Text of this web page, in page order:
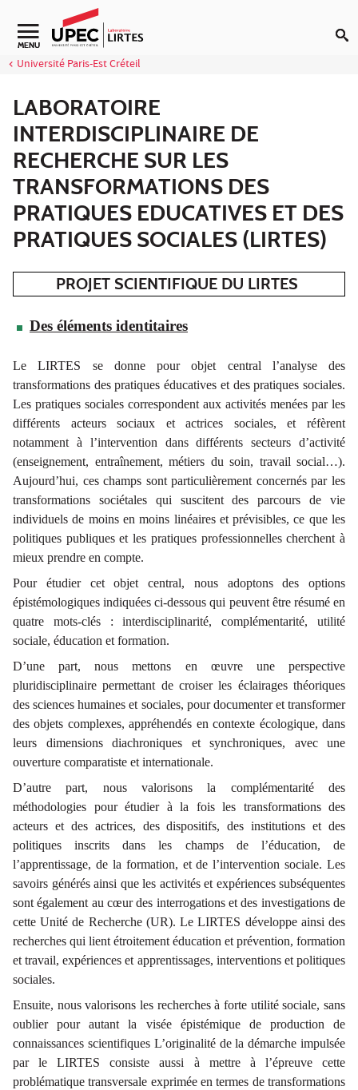
Aller au contenu
Navigation secondaire
MENU
Université Paris-Est Créteil
LABORATOIRE
INTERDISCIPLINAIRE DE
RECHERCHE SUR LES
TRANSFORMATIONS DES
PRATIQUES EDUCATIVES ET DES
PRATIQUES SOCIALES (LIRTES)
PROJET SCIENTIFIQUE DU LIRTES
Des éléments identitaires
Le LIRTES se donne pour objet central l’analyse des
transformations des pratiques éducatives et des pratiques sociales.
Les pratiques sociales correspondent aux activités menées par les
différents acteurs sociaux et actrices sociales, et réfèrent
notamment à l’intervention dans différents secteurs d’activité
(enseignement, entraînement, métiers du soin, travail social…).
Aujourd’hui, ces champs sont particulièrement concernés par les
transformations sociétales qui suscitent des parcours de vie
individuels de moins en moins linéaires et prévisibles, ce que les
politiques publiques et les pratiques professionnelles cherchent à
mieux prendre en compte.
Pour étudier cet objet central, nous adoptons des options
épistémologiques indiquées ci-dessous qui peuvent être résumé en
quatre mots-clés : interdisciplinarité, complémentarité, utilité
sociale, éducation et formation.
D’une part, nous mettons en œuvre une perspective
pluridisciplinaire permettant de croiser les éclairages théoriques
des sciences humaines et sociales, pour documenter et transformer
des objets complexes, appréhendés en contexte écologique, dans
leurs dimensions diachroniques et synchroniques, avec une
ouverture comparatiste et internationale.
D’autre part, nous valorisons la complémentarité des
méthodologies pour étudier à la fois les transformations des
acteurs et des actrices, des dispositifs, des institutions et des
politiques inscrits dans les champs de l’éducation, de
l’apprentissage, de la formation, et de l’intervention sociale. Les
savoirs générés ainsi que les activités et expériences subséquentes
sont également au cœur des interrogations et des investigations de
cette Unité de Recherche (UR). Le LIRTES développe ainsi des
recherches qui lient étroitement éducation et prévention, formation
et travail, expériences et apprentissages, interventions et politiques
sociales.
Ensuite, nous valorisons les recherches à forte utilité sociale, sans
oublier pour autant la visée épistémique de production de
connaissances scientifiques L’originalité de la démarche impulsée
par le LIRTES consiste aussi à mettre à l’épreuve cette
problématique transversale exprimée en termes de transformations